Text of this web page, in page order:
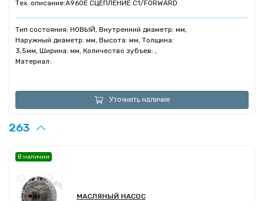
Тех. описание:A960E СЦЕПЛЕНИЕ C1/FORWARD
Тип состояния: НОВЫЙ, Внутренний диаметр: мм,
Наружный диаметр: мм, Высота: мм, Толщина:
3,5мм, Ширина: мм, Количество зубъев: ,
Материал:
Уточнить наличие
263
МАСЛЯНЫЙ НАСОС
В наличии